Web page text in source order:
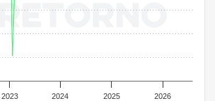
2023 2024 2025 2026